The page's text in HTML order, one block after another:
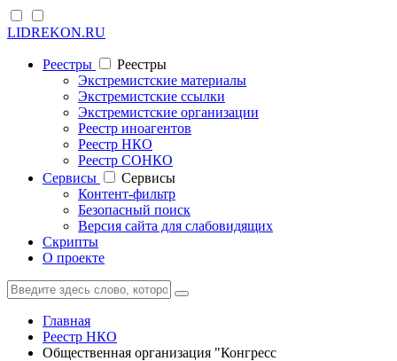
LIDREKON.RU
Реестры
Реестры
Экстремистские материалы
Экстремистские ссылки
Экстремистские организации
Реестр иноагентов
Реестр НКО
Реестр СОНКО
Cервисы
Cервисы
Контент-фильтр
Безопасный поиск
Версия сайта для слабовидящих
Скрипты
О проекте
Главная
Реестр НКО
Общественная организация "Конгресс